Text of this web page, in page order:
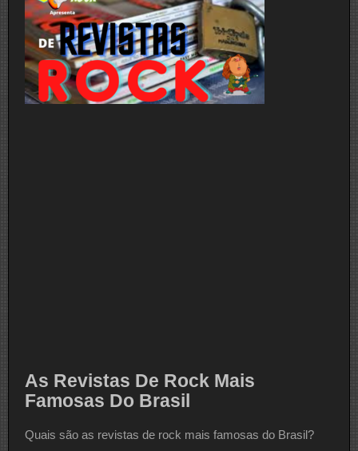
As Revistas De Rock Mais
Famosas Do Brasil
Quais são as revistas de rock mais famosas do Brasil?